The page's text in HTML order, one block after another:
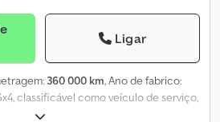
Ligar
360 000 km, Ano de fabrico:
classificável como veículo de serviço,
basculante trilateral marca Colombo